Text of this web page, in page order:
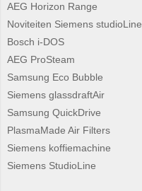
AEG Horizon Range
Noviteiten Siemens studioLine
Bosch i-DOS
AEG ProSteam
Samsung Eco Bubble
Siemens glassdraftAir
Samsung QuickDrive
PlasmaMade Air Filters
Siemens koffiemachine
Siemens StudioLine